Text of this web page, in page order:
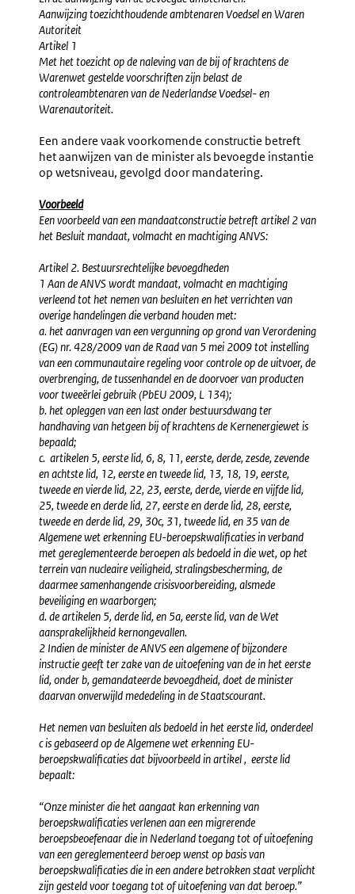
Aanwijzing toezichthoudende ambtenaren Voedsel en Waren
Autoriteit
Artikel 1
Met het toezicht op de naleving van de bij of krachtens de
Warenwet gestelde voorschriften zijn belast de
controleambtenaren van de Nederlandse Voedsel- en
Warenautoriteit.
Een andere vaak voorkomende constructie betreft
het aanwijzen van de minister als bevoegde instantie
op wetsniveau, gevolgd door mandatering.
Voorbeeld
Een voorbeeld van een mandaatconstructie betreft artikel 2 van
het Besluit mandaat, volmacht en machtiging ANVS:
Artikel 2. Bestuursrechtelijke bevoegdheden
1 Aan de ANVS wordt mandaat, volmacht en machtiging
verleend tot het nemen van besluiten en het verrichten van
overige handelingen die verband houden met:
a. het aanvragen van een vergunning op grond van Verordening
(EG) nr. 428/2009 van de Raad van 5 mei 2009 tot instelling
van een communautaire regeling voor controle op de uitvoer, de
overbrenging, de tussenhandel en de doorvoer van producten
voor tweeërlei gebruik (PbEU 2009, L 134);
b. het opleggen van een last onder bestuursdwang ter
handhaving van hetgeen bij of krachtens de Kernenergiewet is
bepaald;
c. artikelen 5, eerste lid, 6, 8, 11, eerste, derde, zesde, zevende
en achtste lid, 12, eerste en tweede lid, 13, 18, 19, eerste,
tweede en vierde lid, 22, 23, eerste, derde, vierde en vijfde lid,
25, tweede en derde lid, 27, eerste en derde lid, 28, eerste,
tweede en derde lid, 29, 30c, 31, tweede lid, en 35 van de
Algemene wet erkenning EU-beroepskwalificaties in verband
met gereglementeerde beroepen als bedoeld in die wet, op het
terrein van nucleaire veiligheid, stralingsbescherming, de
daarmee samenhangende crisisvoorbereiding, alsmede
beveiliging en waarborgen;
d. de artikelen 5, derde lid, en 5a, eerste lid, van de Wet
aansprakelijkheid kernongevallen.
2 Indien de minister de ANVS een algemene of bijzondere
instructie geeft ter zake van de uitoefening van de in het eerste
lid, onder b, gemandateerde bevoegdheid, doet de minister
daarvan onverwijld mededeling in de Staatscourant.
Het nemen van besluiten als bedoeld in het eerste lid, onderdeel
c is gebaseerd op de Algemene wet erkenning EU-
beroepskwalificaties dat bijvoorbeeld in artikel , eerste lid
bepaalt:
“Onze minister die het aangaat kan erkenning van
beroepskwalificaties verlenen aan een migrerende
beroepsbeoefenaar die in Nederland toegang tot of uitoefening
van een gereglementeerd beroep wenst op basis van
beroepskwalificaties die in een andere betrokken staat verplicht
zijn gesteld voor toegang tot of uitoefening van dat beroep.”